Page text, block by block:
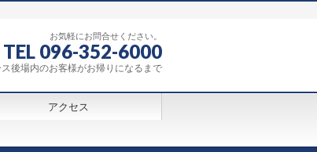
お気軽にお問合せください。
TEL 096-352-6000
後場内のお客様がお帰りになるまで
アクセス